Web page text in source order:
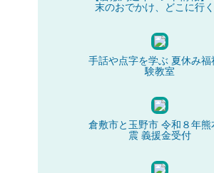
末のおでかけ、どこに行
手話や点字を学ぶ 夏休み福
験教室
倉敷市と玉野市 令和８年熊
震 義援金受付